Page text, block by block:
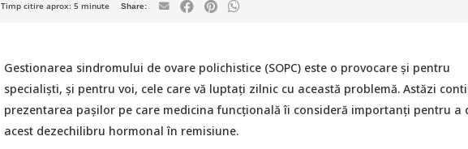
Timp citire aprox: 5 minute
Gestionarea sindromului de ovare polichistice (SOPC) este o provocare și pentru
specialiști, și pentru voi, cele care vă luptați zilnic cu această problemă. Astăzi
prezentarea pașilor pe care medicina funcțională îi consideră importanți pentru a
acest dezechilibru hormonal în remisiune.